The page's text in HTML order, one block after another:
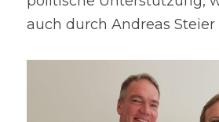
auch durch Andreas Steier